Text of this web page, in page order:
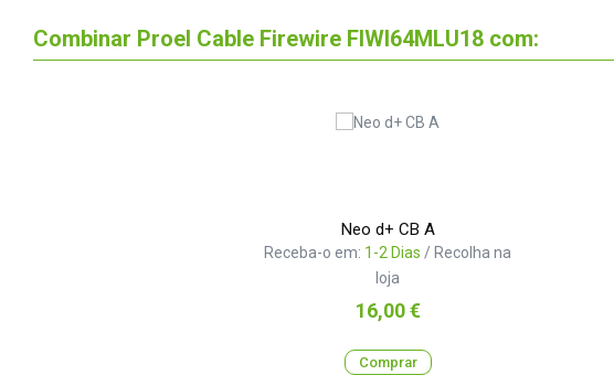
Combinar Proel Cable Firewire FIWI64MLU18 com:
Neo d+ CB A
Receba-o em: 1-2 Dias / Recolha na
loja
Preço
16,00 €
Comprar